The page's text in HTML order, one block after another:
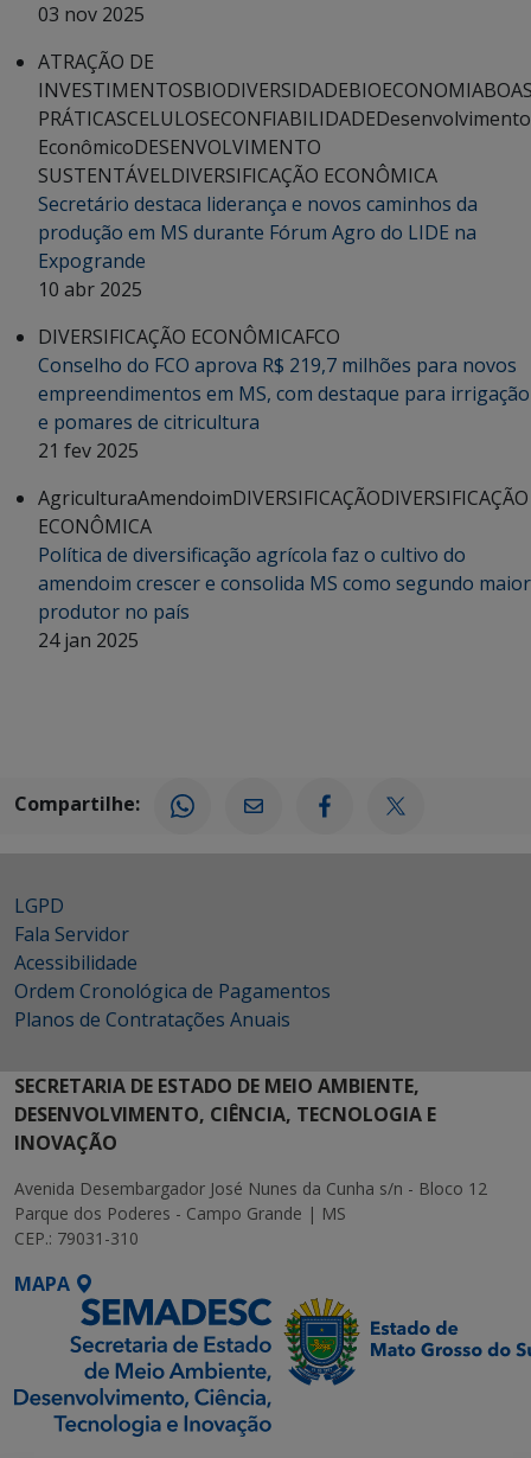
03 nov 2025
ATRAÇÃO DE
INVESTIMENTOSBIODIVERSIDADEBIOECONOMIA
PRÁTICASCELULOSECONFIABILIDADEDesenvolvimento
EconômicoDESENVOLVIMENTO
SUSTENTÁVELDIVERSIFICAÇÃO ECONÔMICA
Secretário destaca liderança e novos caminhos da
produção em MS durante Fórum Agro do LIDE na
Expogrande
10 abr 2025
DIVERSIFICAÇÃO ECONÔMICAFCO
Conselho do FCO aprova R$ 219,7 milhões para novos
empreendimentos em MS, com destaque para irrigação
e pomares de citricultura
21 fev 2025
AgriculturaAmendoimDIVERSIFICAÇÃODIVERSIFICAÇÃO
ECONÔMICA
Política de diversificação agrícola faz o cultivo do
amendoim crescer e consolida MS como segundo maior
produtor no país
24 jan 2025
Compartilhe:
LGPD
Fala Servidor
Acessibilidade
Ordem Cronológica de Pagamentos
Planos de Contratações Anuais
SECRETARIA DE ESTADO DE MEIO AMBIENTE,
DESENVOLVIMENTO, CIÊNCIA, TECNOLOGIA E
INOVAÇÃO
Avenida Desembargador José Nunes da Cunha s/n - Bloco 12
Parque dos Poderes - Campo Grande | MS
CEP.: 79031-310
MAPA